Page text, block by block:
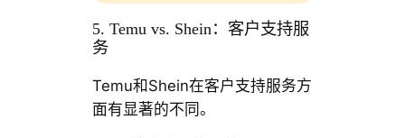
5. Temu vs. Shein：客户支持服
务
Temu和Shein在客户支持服务方
面有显著的不同。